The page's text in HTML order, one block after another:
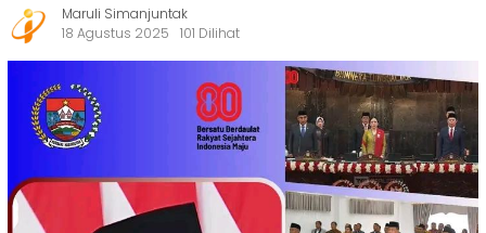
Maruli Simanjuntak
18 Agustus 2025
101 Dilihat